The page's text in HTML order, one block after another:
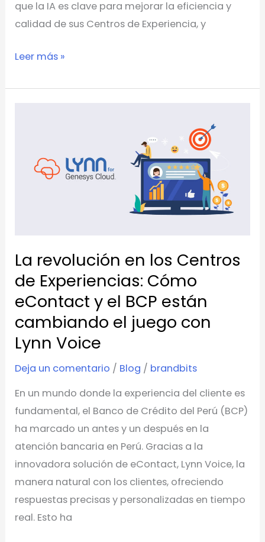
que la IA es clave para mejorar la eficiencia y
calidad de sus Centros de Experiencia, y
Leer más »
La revolución en los Centros
de Experiencias: Cómo
eContact y el BCP están
cambiando el juego con
Lynn Voice
Deja un comentario / Blog / brandbits
En un mundo donde la experiencia del cliente es
fundamental, el Banco de Crédito del Perú (BCP)
ha marcado un antes y un después en la
atención bancaria en Perú. Gracias a la
innovadora solución de eContact, Lynn Voice, la
manera natural con los clientes, ofreciendo
respuestas precisas y personalizadas en tiempo
real. Esto ha
Centros
eContact
el
BCP
están
cambiando
juego
con
Lynn
Voice